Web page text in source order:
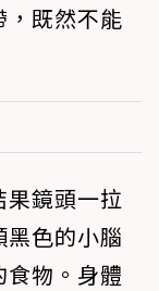
，既然不能
鏡頭一拉
色的小腦
物。身體